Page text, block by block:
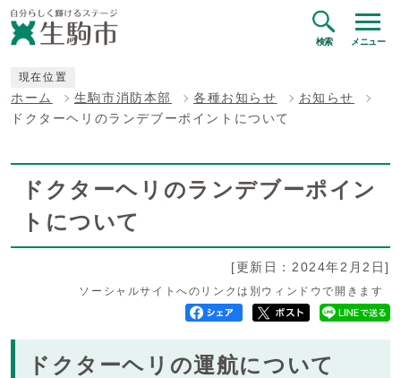
検索 メニュー
現在位置
ホーム 生駒市消防本部 各種お知らせ
お知らせ
ドクターヘリのランデブーポイントについて
ドクターヘリのランデブーポイン
トについて
[更新日：2024年2月2日]
ソーシャルサイトへのリンクは別ウィンドウで開きます
ドクターヘリの運航について